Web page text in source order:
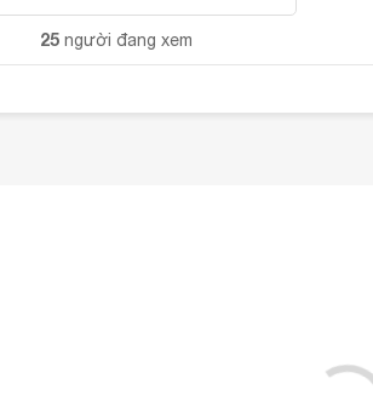
25 người đang xem